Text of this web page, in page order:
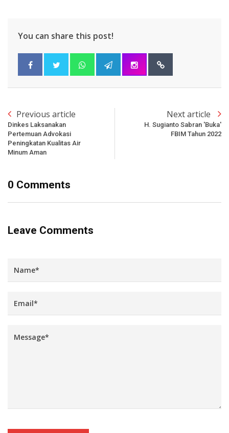
You can share this post!
Previous article
Dinkes Laksanakan
Pertemuan Advokasi
Peningkatan Kualitas Air
Minum Aman
Next article
H. Sugianto Sabran 'Buka'
FBIM Tahun 2022
0 Comments
Leave Comments